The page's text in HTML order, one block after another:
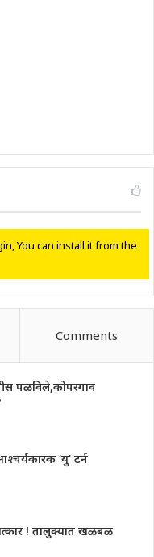
You can install it from the
Comments
पळविले,कोपरगाव
‘यु’ टर्न
! तालुक्यात खळबळ